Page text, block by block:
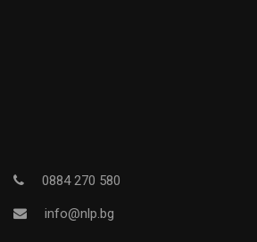
0884 270 580
info@nlp.bg